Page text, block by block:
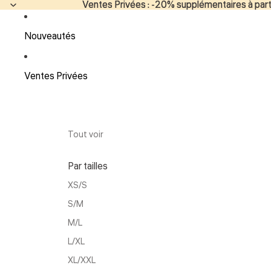
Ventes Privées : -20% supplémentaires à
Ventes Privées : -20% supplémentaires à
Nouveautés
Ventes Privées
Tout voir
Par tailles
XS/S
S/M
M/L
L/XL
XL/XXL